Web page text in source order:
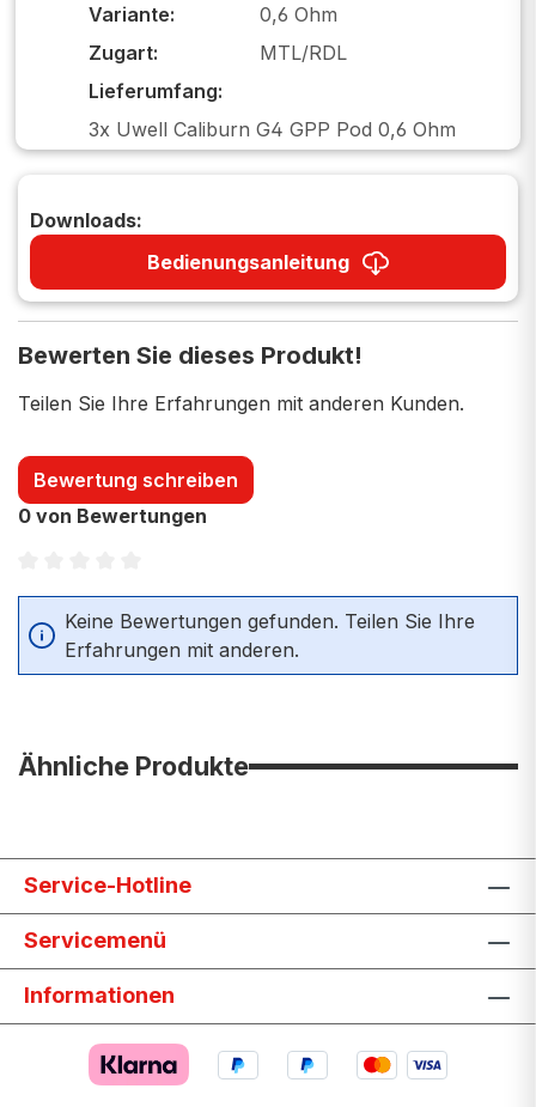
Variante:
0,6 Ohm
Zugart:
MTL/RDL
Lieferumfang:
3x Uwell Caliburn G4 GPP Pod 0,6 Ohm
Downloads:
Bedienungsanleitung
Bewerten Sie dieses Produkt!
Teilen Sie Ihre Erfahrungen mit anderen Kunden.
Bewertung schreiben
0 von Bewertungen
Durchschnittliche Bewertung von 0 von 5 Sternen
Keine Bewertungen gefunden. Teilen Sie Ihre
Erfahrungen mit anderen.
Ähnliche Produkte
Service-Hotline
Servicemenü
Informationen